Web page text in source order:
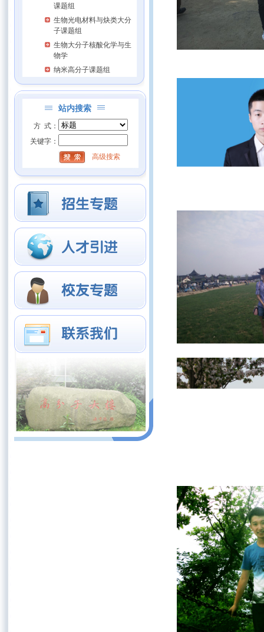
课题组
生物光电材料与炔类大分
子课题组
生物大分子核酸化学与生
物学
纳米高分子课题组
站内搜索
方 式：
关键字：
高级搜索